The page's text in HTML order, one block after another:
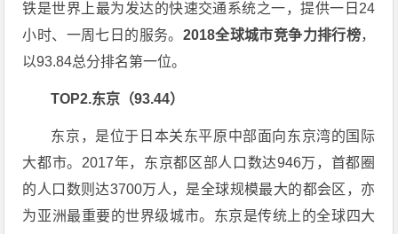
铁是世界上最为发达的快速交通系统之一，提供一日24
小时、一周七日的服务。 2018全球城市竞争力排行榜，
以93.84总分排名第一位。
TOP2.东京（93.44）
东京，是位于日本关东平原中部面向东京湾的国际
大都市。2017年，东京都区部人口数达946万，首都圈
的人口数则达3700万人，是全球规模最大的都会区，亦
为亚洲最重要的世界级城市。东京是传统上的全球四大